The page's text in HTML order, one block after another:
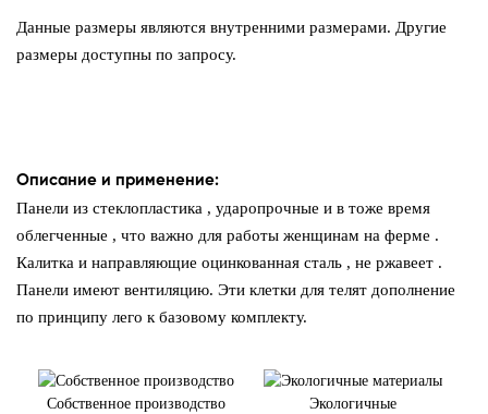
Данные размеры являются внутренними размерами. Другие
размеры доступны по запросу.
Описание и применение:
Панели из стеклопластика , ударопрочные и в тоже время
облегченные , что важно для работы женщинам на ферме .
Калитка и направляющие оцинкованная сталь , не ржавеет .
Панели имеют вентиляцию. Эти клетки для телят дополнение
по принципу лего к базовому комплекту.
Собственное производство
Экологичные